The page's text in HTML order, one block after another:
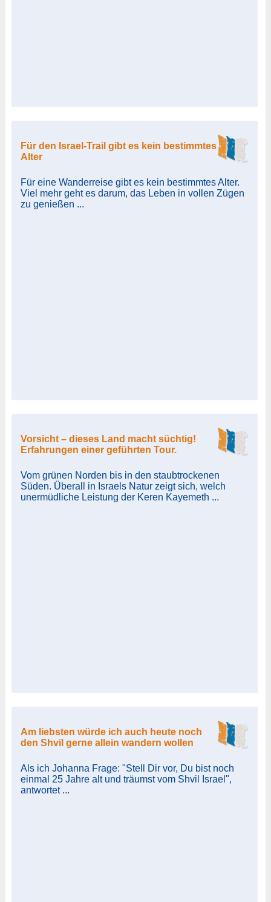
Für den Israel-Trail gibt es kein bestimmtes
Alter
Für eine Wanderreise gibt es kein bestimmtes Alter.
Viel mehr geht es darum, das Leben in vollen Zügen
zu genießen ...
Vorsicht – dieses Land macht süchtig!
Erfahrungen einer geführten Tour.
Vom grünen Norden bis in den staubtrockenen
Süden. Überall in Israels Natur zeigt sich, welch
unermüdliche Leistung der Keren Kayemeth ...
Am liebsten würde ich auch heute noch
den Shvil gerne allein wandern wollen
Als ich Johanna Frage: "Stell Dir vor, Du bist noch
einmal 25 Jahre alt und träumst vom Shvil Israel",
antwortet ...